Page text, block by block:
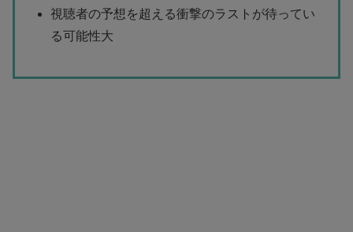
視聴者の予想を超える衝撃のラストが待ってい
る可能性大